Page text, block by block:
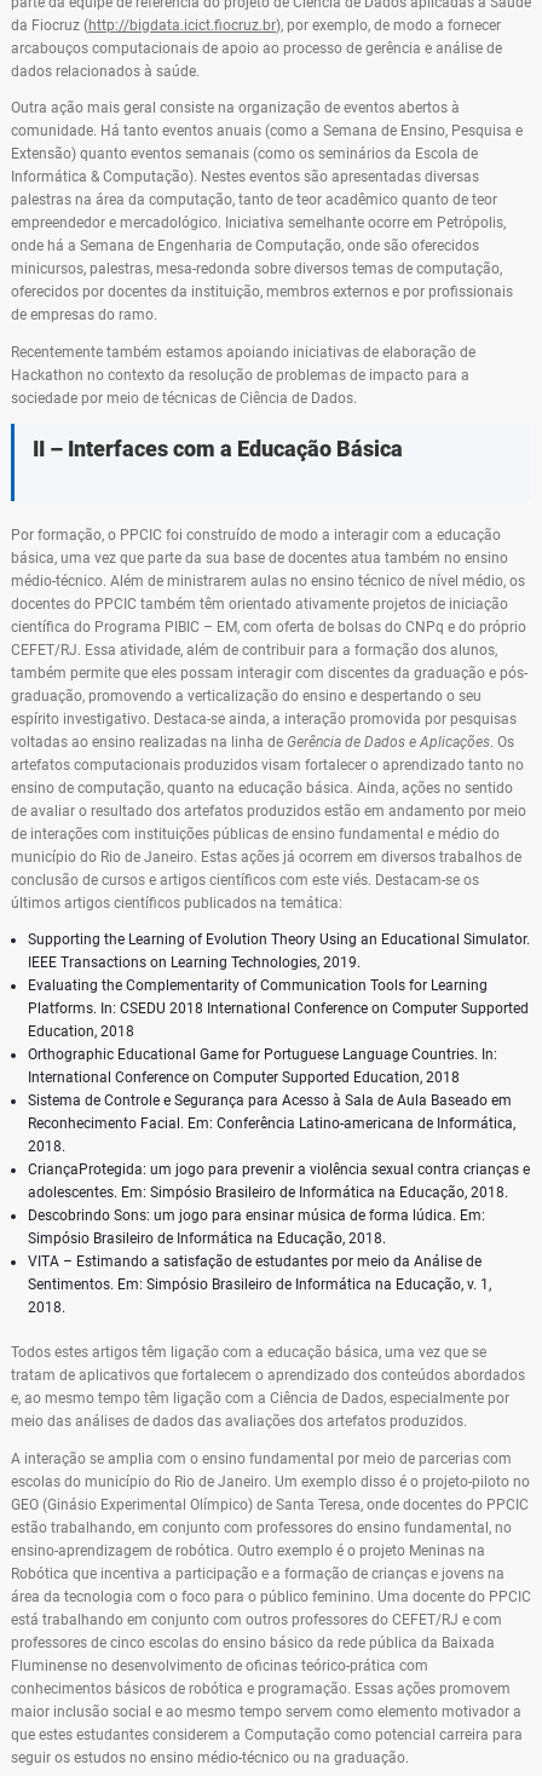
da Fiocruz (http://bigdata.icict.fiocruz.br), por exemplo, de modo a fornecer
arcabouços computacionais de apoio ao processo de gerência e análise de
dados relacionados à saúde.
Outra ação mais geral consiste na organização de eventos abertos à
comunidade. Há tanto eventos anuais (como a Semana de Ensino, Pesquisa e
Extensão) quanto eventos semanais (como os seminários da Escola de
Informática & Computação). Nestes eventos são apresentadas diversas
palestras na área da computação, tanto de teor acadêmico quanto de teor
empreendedor e mercadológico. Iniciativa semelhante ocorre em Petrópolis,
onde há a Semana de Engenharia de Computação, onde são oferecidos
minicursos, palestras, mesa-redonda sobre diversos temas de computação,
oferecidos por docentes da instituição, membros externos e por profissionais
de empresas do ramo.
Recentemente também estamos apoiando iniciativas de elaboração de
Hackathon no contexto da resolução de problemas de impacto para a
sociedade por meio de técnicas de Ciência de Dados.
II – Interfaces com a Educação Básica
Por formação, o PPCIC foi construído de modo a interagir com a educação
básica, uma vez que parte da sua base de docentes atua também no ensino
médio-técnico. Além de ministrarem aulas no ensino técnico de nível médio, os
docentes do PPCIC também têm orientado ativamente projetos de iniciação
científica do Programa PIBIC – EM, com oferta de bolsas do CNPq e do próprio
CEFET/RJ. Essa atividade, além de contribuir para a formação dos alunos,
também permite que eles possam interagir com discentes da graduação e pós-
graduação, promovendo a verticalização do ensino e despertando o seu
espírito investigativo. Destaca-se ainda, a interação promovida por pesquisas
voltadas ao ensino realizadas na linha de Gerência de Dados e Aplicações. Os
artefatos computacionais produzidos visam fortalecer o aprendizado tanto no
ensino de computação, quanto na educação básica. Ainda, ações no sentido
de avaliar o resultado dos artefatos produzidos estão em andamento por meio
de interações com instituições públicas de ensino fundamental e médio do
município do Rio de Janeiro. Estas ações já ocorrem em diversos trabalhos de
conclusão de cursos e artigos científicos com este viés. Destacam-se os
últimos artigos científicos publicados na temática:
Supporting the Learning of Evolution Theory Using an Educational Simulator.
IEEE Transactions on Learning Technologies, 2019.
Evaluating the Complementarity of Communication Tools for Learning
Platforms. In: CSEDU 2018 International Conference on Computer Supported
Education, 2018
Orthographic Educational Game for Portuguese Language Countries. In:
International Conference on Computer Supported Education, 2018
Sistema de Controle e Segurança para Acesso à Sala de Aula Baseado em
Reconhecimento Facial. Em: Conferência Latino-americana de Informática,
2018.
CriançaProtegida: um jogo para prevenir a violência sexual contra crianças e
adolescentes. Em: Simpósio Brasileiro de Informática na Educação, 2018.
Descobrindo Sons: um jogo para ensinar música de forma lúdica. Em:
Simpósio Brasileiro de Informática na Educação, 2018.
VITA – Estimando a satisfação de estudantes por meio da Análise de
Sentimentos. Em: Simpósio Brasileiro de Informática na Educação, v. 1,
2018.
Todos estes artigos têm ligação com a educação básica, uma vez que se
tratam de aplicativos que fortalecem o aprendizado dos conteúdos abordados
e, ao mesmo tempo têm ligação com a Ciência de Dados, especialmente por
meio das análises de dados das avaliações dos artefatos produzidos.
A interação se amplia com o ensino fundamental por meio de parcerias com
escolas do município do Rio de Janeiro. Um exemplo disso é o projeto-piloto no
GEO (Ginásio Experimental Olímpico) de Santa Teresa, onde docentes do PPCIC
estão trabalhando, em conjunto com professores do ensino fundamental, no
ensino-aprendizagem de robótica. Outro exemplo é o projeto Meninas na
Robótica que incentiva a participação e a formação de crianças e jovens na
área da tecnologia com o foco para o público feminino. Uma docente do PPCIC
está trabalhando em conjunto com outros professores do CEFET/RJ e com
professores de cinco escolas do ensino básico da rede pública da Baixada
Fluminense no desenvolvimento de oficinas teórico-prática com
conhecimentos básicos de robótica e programação. Essas ações promovem
maior inclusão social e ao mesmo tempo servem como elemento motivador a
que estes estudantes considerem a Computação como potencial carreira para
seguir os estudos no ensino médio-técnico ou na graduação.